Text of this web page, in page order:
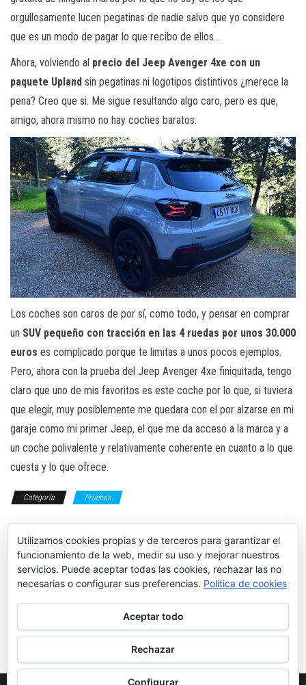
orgullosamente lucen pegatinas de nadie salvo que yo considere
que es un modo de pagar lo que recibo de ellos…
Ahora, volviendo al precio del Jeep Avenger 4xe con un
paquete Upland sin pegatinas ni logotipos distintivos ¿merece la
pena? Creo que si. Me sigue resultando algo caro, pero es que,
amigo, ahora mismo no hay coches baratos.
Los coches son caros de por sí, como todo, y pensar en comprar
un SUV pequeño con tracción en las 4 ruedas por unos 30.000
euros es complicado porque te limitas a unos pocos ejemplos.
Pero, ahora con la prueba del Jeep Avenger 4xe finiquitada, tengo
claro que uno de mis favoritos es este coche por lo que, si tuviera
que elegir, muy posiblemente me quedara con el por alzarse en mi
garaje como mi primer Jeep, el que me da acceso a la marca y a
un coche polivalente y relativamente coherente en cuanto a lo que
cuesta y lo que ofrece.
Categoría Pruebas
avenger off-road
Prueba: Peugeot
145 CV e-DCS6
SKYACTIV G 2.5
Utilizamos cookies propias y de terceros para garantizar el
funcionamiento de la web, medir su uso y mejorar nuestros
servicios. Puede aceptar todas las cookies, rechazar las no
necesarias o configurar sus preferencias. Política de cookies
Aceptar todo
Rechazar
Configurar